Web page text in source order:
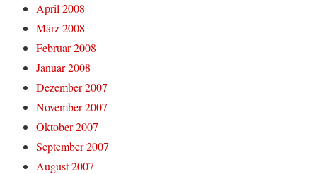
April 2008
März 2008
Februar 2008
Januar 2008
Dezember 2007
November 2007
Oktober 2007
September 2007
August 2007